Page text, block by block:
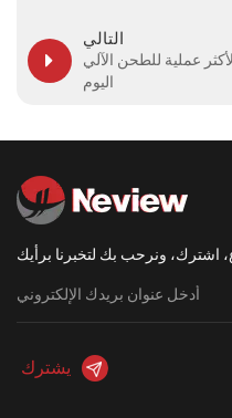
التالي
عملية للطحن الآلي
اليوم